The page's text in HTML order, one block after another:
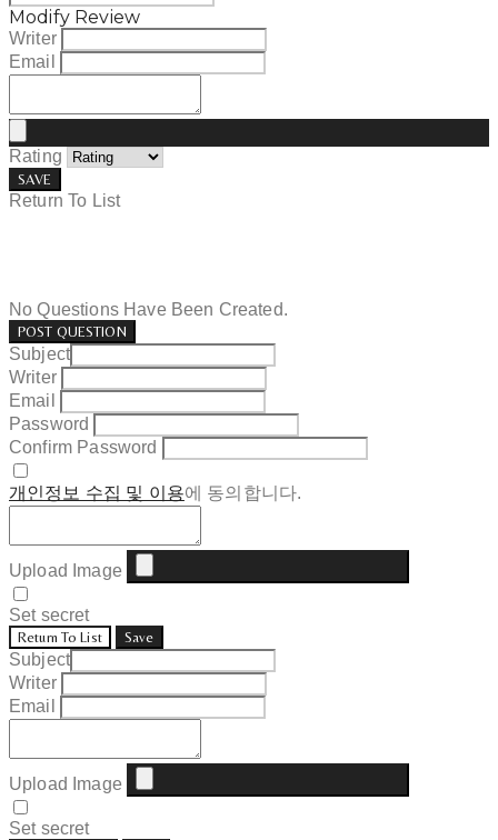
Modify Review
Writer
Email
Rating
SAVE
Return To List
No Questions Have Been Created.
POST QUESTION
Subject
Writer
Email
Password
Confirm Password
개인정보 수집 및 이용에 동의합니다.
Upload Image
Set secret
Return To List Save
Subject
Writer
Email
Upload Image
Set secret